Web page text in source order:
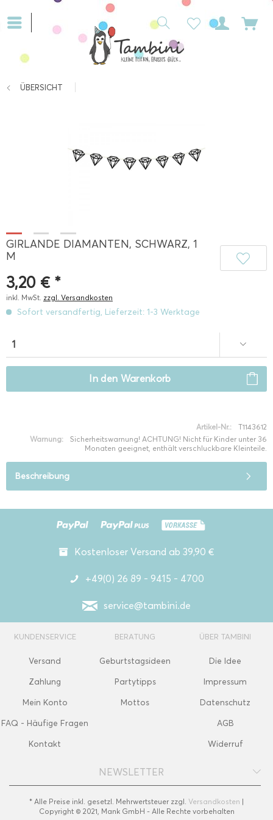
ÜBERSICHT
GIRLANDE DIAMANTEN, SCHWARZ, 1
M
3,20 € *
inkl. MwSt. zzgl. Versandkosten
Sofort versandfertig, Lieferzeit: 1-3 Werktage
In den Warenkorb
Artikel-Nr.:
T1143612
Warnung:
Sicherheitswarnung! ACHTUNG! Nicht für Kinder unter 36
Monaten geeignet, enthält verschluckbare Kleinteile.
Beschreibung
Kostenloser Versand ab 39,90 €
+49(0) 26 89 - 9415 - 4700
service@tambini.de
KUNDENSERVICE
Versand
Zahlung
Mein Konto
FAQ - Häufige Fragen
Kontakt
BERATUNG
Geburtstagsideen
Partytipps
Mottos
ÜBER TAMBINI
Die Idee
Impressum
Datenschutz
AGB
Widerruf
NEWSLETTER
* Alle Preise inkl. gesetzl. Mehrwertsteuer zzgl. Versandkosten |
Copyright © 2021, Mank GmbH - Alle Rechte vorbehalten